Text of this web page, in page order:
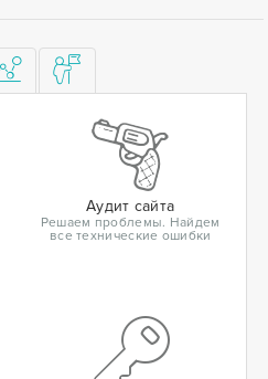
Аудит сайта
Решаем проблемы. Найдем
все технические ошибки